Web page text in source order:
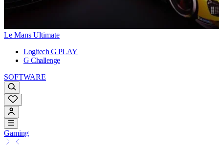
Le Mans Ultimate
Logitech G PLAY
G Challenge
SOFTWARE
Gaming